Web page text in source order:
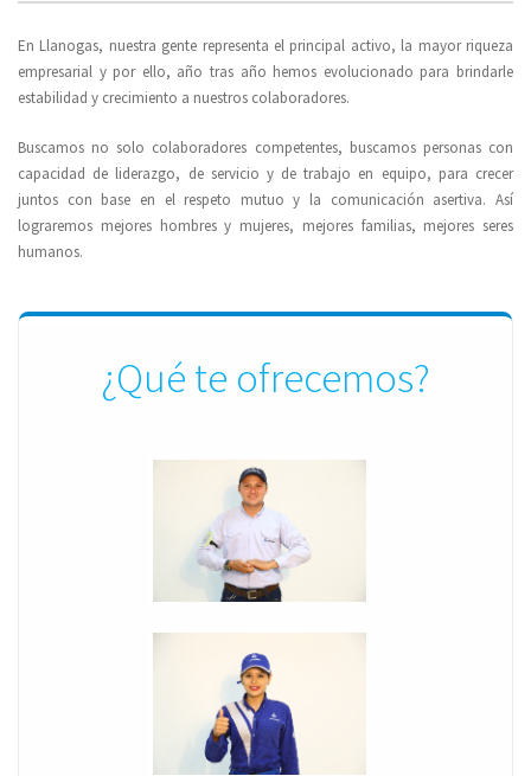
En Llanogas, nuestra gente representa el principal activo, la mayor riqueza
empresarial y por ello, año tras año hemos evolucionado para brindarle
estabilidad y crecimiento a nuestros colaboradores.
Buscamos no solo colaboradores competentes, buscamos personas con
capacidad de liderazgo, de servicio y de trabajo en equipo, para crecer
juntos con base en el respeto mutuo y la comunicación asertiva. Así
lograremos mejores hombres y mujeres, mejores familias, mejores seres
humanos.
¿Qué te ofrecemos?